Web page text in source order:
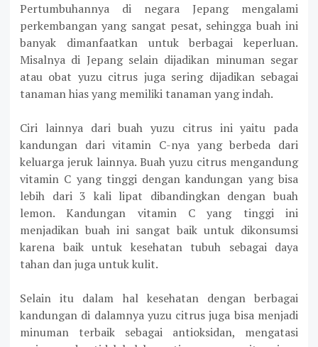
Pertumbuhannya di negara Jepang mengalami
perkembangan yang sangat pesat, sehingga buah ini
banyak dimanfaatkan untuk berbagai keperluan.
Misalnya di Jepang selain dijadikan minuman segar
atau obat yuzu citrus juga sering dijadikan sebagai
tanaman hias yang memiliki tanaman yang indah.
Ciri lainnya dari buah yuzu citrus ini yaitu pada
kandungan dari vitamin C-nya yang berbeda dari
keluarga jeruk lainnya. Buah yuzu citrus mengandung
vitamin C yang tinggi dengan kandungan yang bisa
lebih dari 3 kali lipat dibandingkan dengan buah
lemon. Kandungan vitamin C yang tinggi ini
menjadikan buah ini sangat baik untuk dikonsumsi
karena baik untuk kesehatan tubuh sebagai daya
tahan dan juga untuk kulit.
Selain itu dalam hal kesehatan dengan berbagai
kandungan di dalamnya yuzu citrus juga bisa menjadi
minuman terbaik sebagai antioksidan, mengatasi